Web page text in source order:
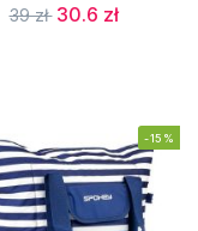
39 zł 30.6 zł
-15%